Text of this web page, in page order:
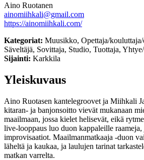
Aino Ruotanen
ainomiihkali@gmail.com
https://ainomiihkali.com/
Kategoriat: Muusikko, Opettaja/kouluttaja/
Säveltäjä, Sovittaja, Studio, Tuottaja,
Sijainti: Karkkila
Yleiskuvaus
Aino Ruotasen kantelegroovet ja Miihkali
kitaran- ja banjonsoitto vievät mukanaan
maailmaan, jossa kielet helisevät, eikä
live-looppaus luo duon kappaleille
improvisaatiot. Maailmanmatkaaja -duon
läheltä ja kaukaa, ja laulujen tarinat
matkan varrelta.